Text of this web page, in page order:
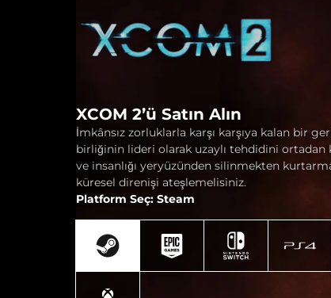
XCOM 2’ü Satın Alın
İmkânsız zorluklarla karşı karşıya kalan bir
birliğinin lideri olarak uzaylı tehdidini ortadan
ve insanlığı yeryüzünden silinmekten
küresel direnişi ateşlemelisiniz.
Platform Seç: Steam